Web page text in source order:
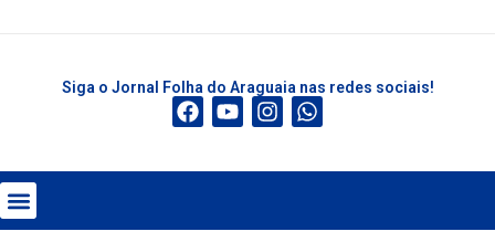
Siga o Jornal Folha do Araguaia nas redes sociais!